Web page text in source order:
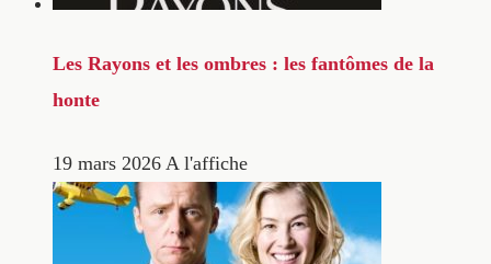
Les Rayons et les ombres : les fantômes de la
honte
19 mars 2026 A l'affiche